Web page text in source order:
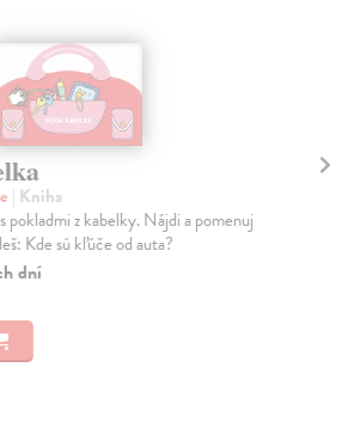
| Kniha
pokladmi z kabelky. Nájdi a pomenuj
Kde sú kľúče od auta?
dní